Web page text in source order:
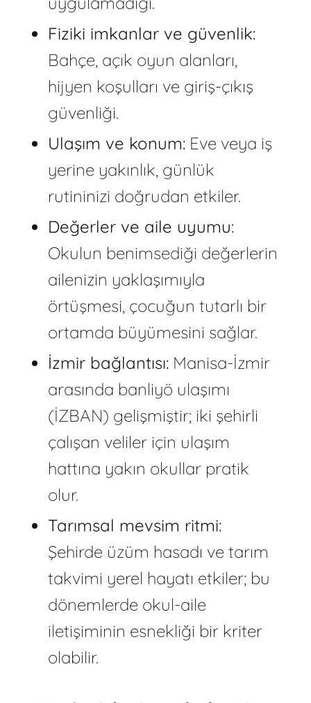
Fiziki imkanlar ve güvenlik:
Bahçe, açık oyun alanları,
hijyen koşulları ve giriş-çıkış
güvenliği.
Ulaşım ve konum:Eve veya iş
yerine yakınlık, günlük
rutininizi doğrudan etkiler.
Değerler ve aile uyumu:
Okulun benimsediği değerlerin
ailenizin yaklaşımıyla
örtüşmesi, çocuğun tutarlı bir
ortamda büyümesini sağlar.
İzmir bağlantısı:Manisa-İzmir
arasında banliyö ulaşımı
(İZBAN) gelişmiştir; iki şehirli
çalışan veliler için ulaşım
hattına yakın okullar pratik
olur.
Tarımsal mevsim ritmi:
Şehirde üzüm hasadı ve tarım
takvimi yerel hayatı etkiler; bu
dönemlerde okul-aile
iletişiminin esnekliği bir kriter
olabilir.